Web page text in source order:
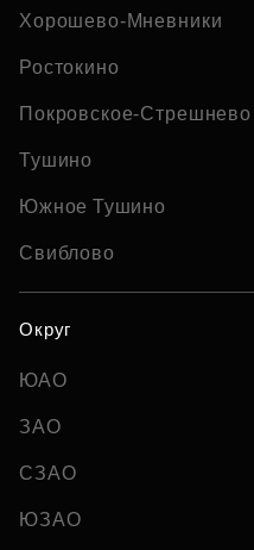
Хорошево-Мневники
Ростокино
Покровское-Стрешнево
Тушино
Южное Тушино
Свиблово
Округ
ЮАО
ЗАО
СЗАО
ЮЗАО